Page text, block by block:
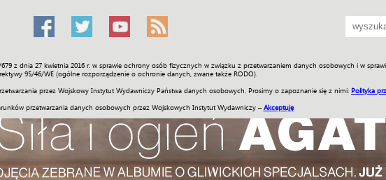
z dnia 27 kwietnia 2016 r. w sprawie ochrony osób fizycznych w związku z przetwarzaniem danych osobowych i w
95/46/WE (ogólne rozporządzenie o ochronie danych, zwane także RODO).
przez Wojskowy Instytut Wydawniczy Państwa danych osobowych. Prosimy o zapoznanie się z nimi: Polityka
przetwarzania danych osobowych przez Wojskowych Instytut Wydawniczy – Akceptuję
Sport Historia Galerie Wideo ENGLISH SKLEP Jednodniówki